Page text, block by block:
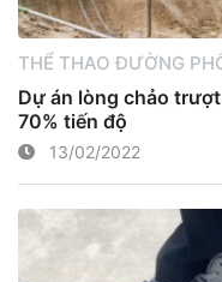
THỂ THAO ĐƯỜNG
Dự án lòng chảo
70% tiến độ
13/02/2022